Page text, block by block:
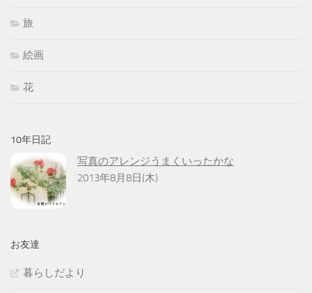
旅
絵画
花
10年日記
写真のアレンジうまくいったかな
2013年8月8日(木)
お友達
暮らしだより